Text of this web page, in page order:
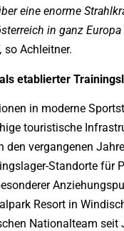
eine enorme
in ganz
so Achleitner.
etablierter
in moderne
touristische
den vergangenen
Standorte für
Resort in
Nationalteam seit